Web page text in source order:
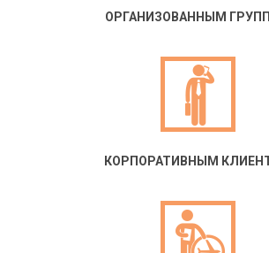
ОРГАНИЗОВАННЫМ
КОРПОРАТИВНЫМ